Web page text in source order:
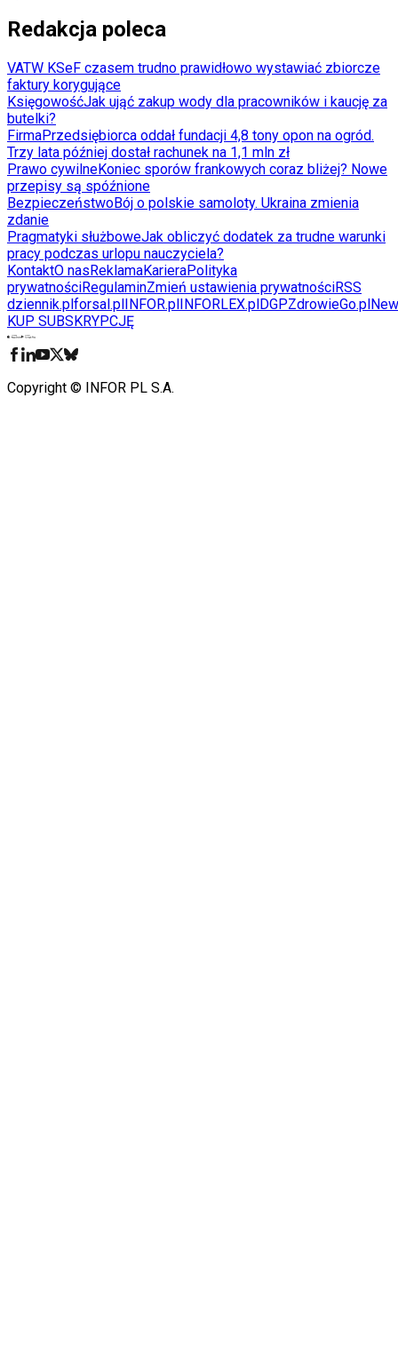
Redakcja poleca
VATW KSeF czasem trudno prawidłowo wystawiać zbiorcze
faktury korygujące
KsięgowośćJak ująć zakup wody dla pracowników i kaucję za
butelki?
FirmaPrzedsiębiorca oddał fundacji 4,8 tony opon na ogród.
Trzy lata później dostał rachunek na 1,1 mln zł
Prawo cywilneKoniec sporów frankowych coraz bliżej? Nowe
przepisy są spóźnione
BezpieczeństwoBój o polskie samoloty. Ukraina zmienia
zdanie
Pragmatyki służboweJak obliczyć dodatek za trudne warunki
pracy podczas urlopu nauczyciela?
KontaktO nasReklamaKarieraPolityka
prywatnościRegulaminZmień ustawienia prywatnościRSS
dziennik.plforsal.plINFOR.plINFORLEX.plDGPZdrowieGo.pl
KUP SUBSKRYPCJĘ
Copyright © INFOR PL S.A.